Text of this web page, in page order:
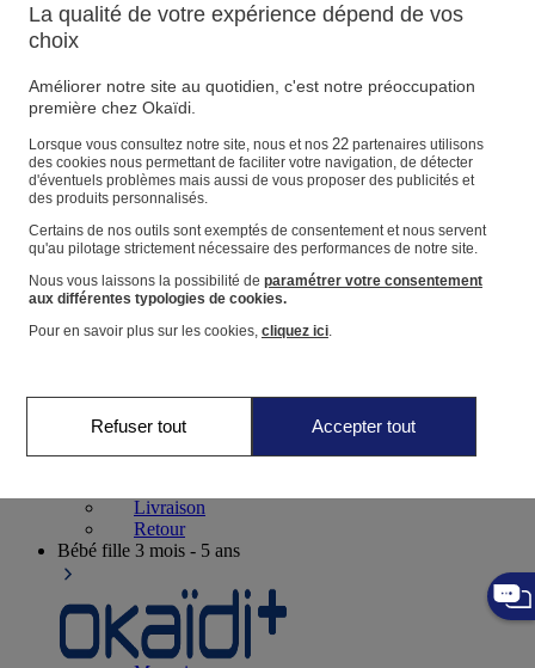
Vos informations personnelles
Suivre une commande
Panier
Favoris
Naissance0-12 mois
Livraison
Retour
Bébé fille 3 mois - 5 ans
La qualité de votre expérience dépend de vos
choix
Améliorer notre site au quotidien, c'est notre préoccupation
première chez Okaïdi.
Lorsque vous consultez notre site, nous et nos 22partenaires utilisons
des cookies nous permettant de faciliter votre navigation, de détecter
d'éventuels problèmes mais aussi de vous proposer des publicités et
des produits personnalisés.
Certains de nos outils sont exemptés de consentement et nous servent
qu'au pilotage strictement nécessaire des performances de notre site.
Nous vous laissons la possibilité de paramétrer votre consentement
aux différentes typologies de cookies.
Pour en savoir plus sur les cookies, cliquez ici.
Refuser tout Accepter tout